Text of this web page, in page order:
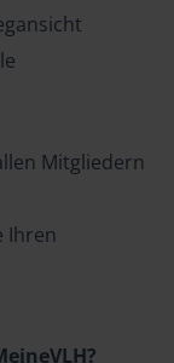
Mitgliedern
Ihren